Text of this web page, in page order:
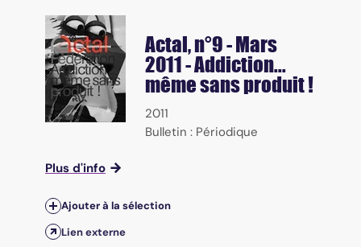
Actal, n°9 - Mars
2011 - Addiction...
même sans produit !
2011
Bulletin : Périodique
Plus d'info
Ajouter à la sélection
Lien externe